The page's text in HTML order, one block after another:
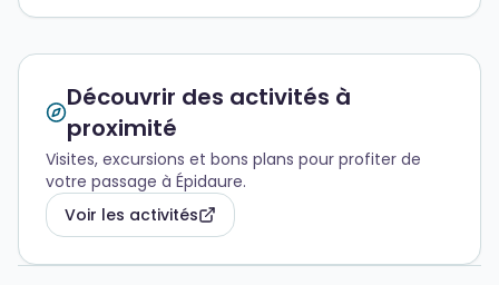
Découvrir des activités à
proximité
Visites, excursions et bons plans pour profiter de
votre passage à Épidaure.
Voir les activités